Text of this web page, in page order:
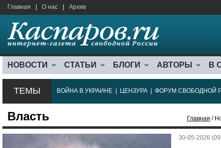
Главная О нас Архив
НОВОСТИ СТАТЬИ БЛОГИ АВТОРЫ В
ТЕМЫ ВОЙНА В УКРАИНЕ ЦЕНЗУРА ФОРУМ СВОБОДНОЙ
Власть Главная /
30-05-2026